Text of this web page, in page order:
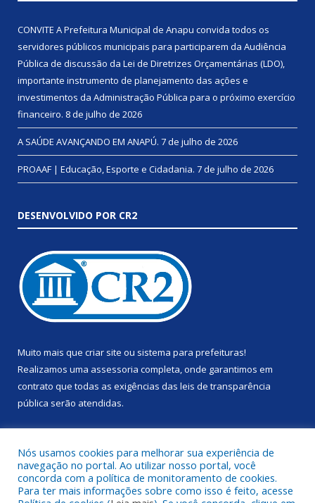
CONVITE A Prefeitura Municipal de Anapu convida todos os
servidores públicos municipais para participarem da Audiência
Pública de discussão da Lei de Diretrizes Orçamentárias (LDO),
importante instrumento de planejamento das ações e
investimentos da Administração Pública para o próximo exercício
financeiro. 8 de julho de 2026
A SAÚDE AVANÇANDO EM ANAPÚ. 7 de julho de 2026
PROAAF | Educação, Esporte e Cidadania. 7 de julho de 2026
DESENVOLVIDO POR CR2
Muito mais que criar site ou sistema para prefeituras!
Realizamos uma assessoria completa, onde garantimos em
contrato que todas as exigências das leis de transparência
pública serão atendidas.
Nós usamos cookies para melhorar sua experiência de
navegação no portal. Ao utilizar nosso portal, você
concorda com a política de monitoramento de cookies.
Para ter mais informações sobre como isso é feito, acesse